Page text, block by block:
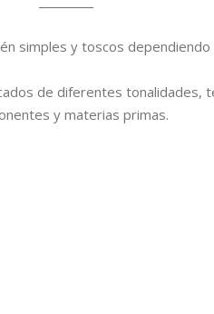
simples y toscos
de diferentes tonalidades,
y materias primas.